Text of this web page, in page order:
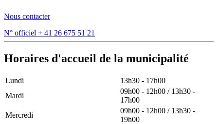
Nous contacter
N° officiel + 41 26 675 51 21
Horaires d'accueil de la municipalité
Lundi
13h30 - 17h00
Mardi
09h00 - 12h00 / 13h30 -
17h00
Mercredi
09h00 - 12h00 / 13h30 -
19h00